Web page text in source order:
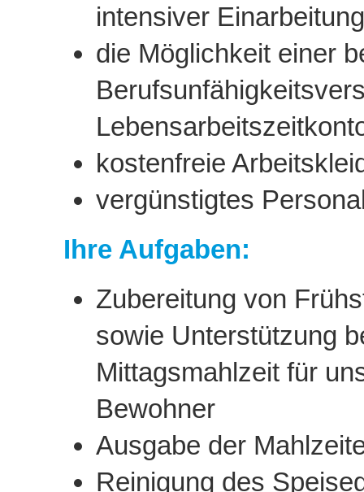
intensiver
die Möglichkeit einer
kostenfreie
vergünstigtes
Ihre Aufgaben:
Zubereitung von
sowie Unterstützung
Mittagsmahlzeit für
Bewohner
Ausgabe der
Reinigung des